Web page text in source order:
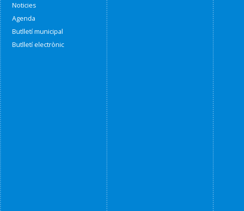
Noticies
Agenda
Butlletí municipal
Butlletí electrònic